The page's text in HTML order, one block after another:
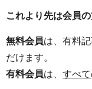
これより先は会員
無料会員は、有料
だけます。
有料会員は、 すべて